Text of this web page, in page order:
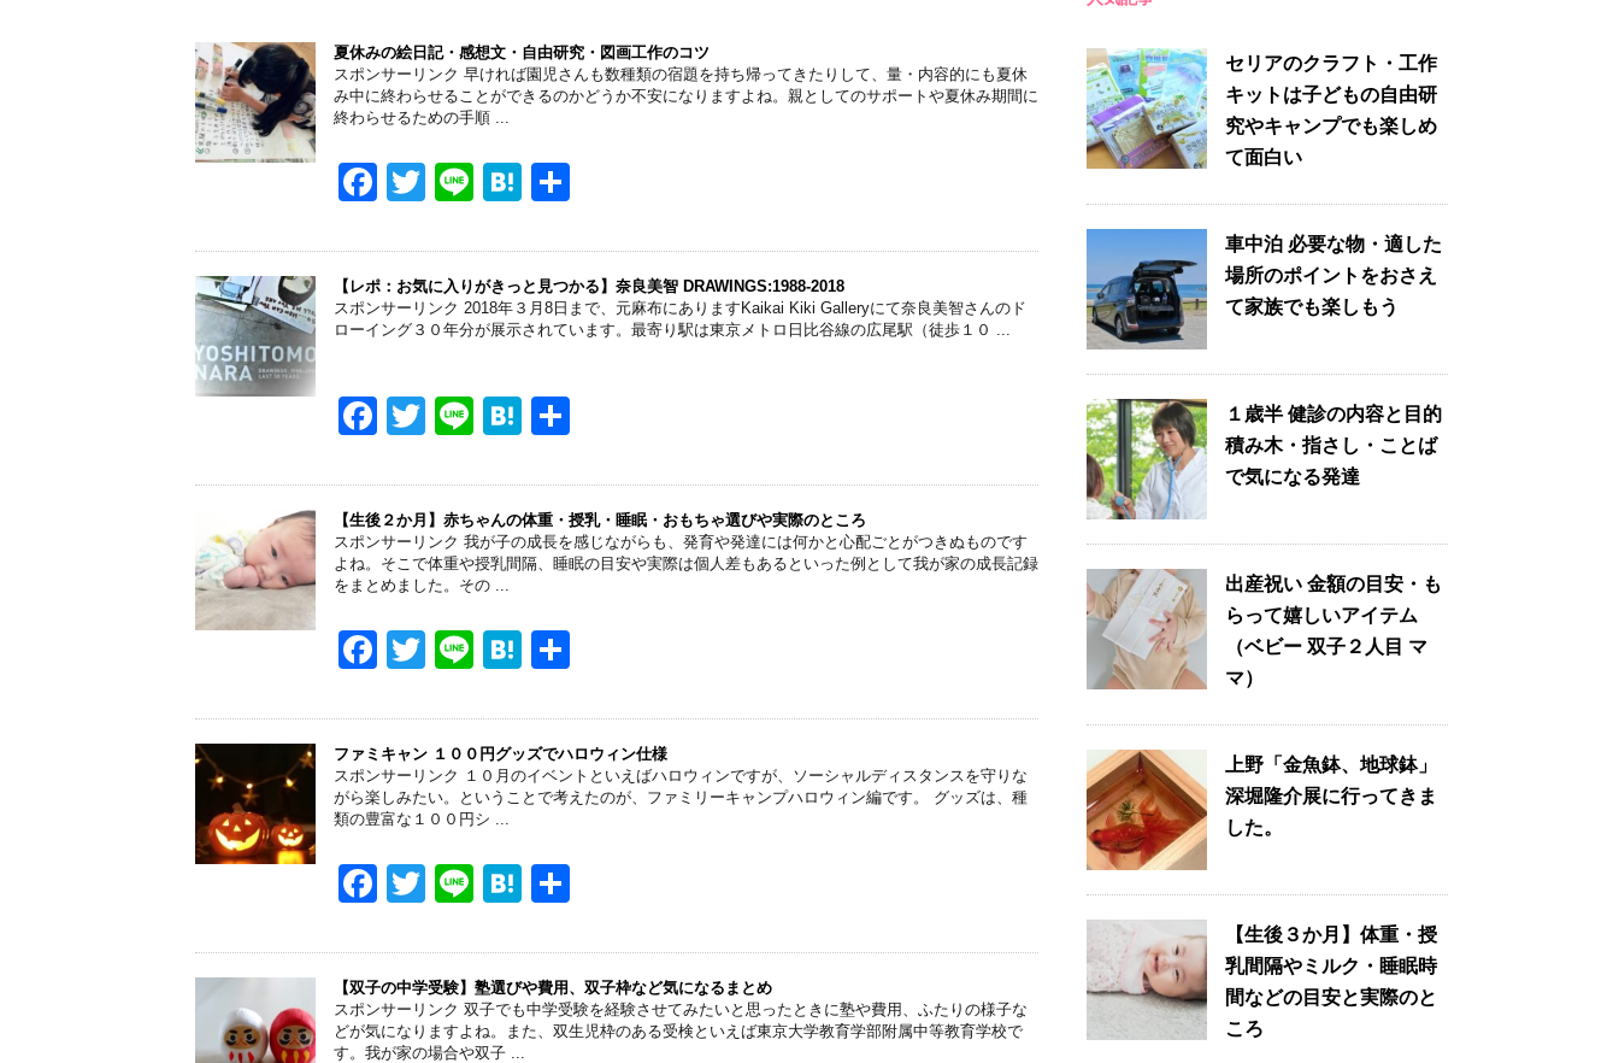
夏休みの絵日記・感想文・自由研究・図画工作のコツ
スポンサーリンク 早ければ園児さんも数種類の宿題を持ち帰ってきたりして、量・内容的にも夏休
み中に終わらせることができるのかどうか不安になりますよね。親としてのサポートや夏休み期間に
終わらせるための手順 ...
F
c
e
b
o
T
tt
er
Li
e
H
e
n
a
【レポ：お気に入りがきっと見つかる】奈良美智 DRAWINGS:1988-2018
スポンサーリンク 2018年３月8日まで、元麻布にありますKaikai Kiki Galleryにて奈良美智さんのド
ローイング３０年分が展示されています。最寄り駅は東京メトロ日比谷線の広尾駅（徒歩１０ ...
F
c
e
b
o
T
tt
er
Li
e
H
e
n
a
【生後２か月】赤ちゃんの体重・授乳・睡眠・おもちゃ選びや実際のところ
スポンサーリンク 我が子の成長を感じながらも、発育や発達には何かと心配ごとがつきぬものです
よね。そこで体重や授乳間隔、睡眠の目安や実際は個人差もあるといった例として我が家の成長記録
をまとめました。その ...
F
c
e
b
o
T
tt
er
Li
e
H
e
n
a
ファミキャン １００円グッズでハロウィン仕様
スポンサーリンク １０月のイベントといえばハロウィンですが、ソーシャルディスタンスを守りな
がら楽しみたい。ということで考えたのが、ファミリーキャンプハロウィン編です。 グッズは、種
類の豊富な１００円シ ...
F
c
e
b
T
tt
er
Li
e
H
e
n
a
【双子の中学受験】塾選びや費用、双子枠など気になるまとめ
スポンサーリンク 双子でも中学受験を経験させてみたいと思ったときに塾や費用、ふたりの様子な
どが気になりますよね。また、双生児枠のある受検といえば東京大学教育学部附属中等教育学校で
す。我が家の場合や双子 ...
セリアのクラフト・工作
キットは子どもの自由研
究やキャンプでも楽しめ
て面白い
車中泊 必要な物・適した
場所のポイントをおさえ
て家族でも楽しもう
１歳半 健診の内容と目的
積み木・指さし・ことば
で気になる発達
出産祝い 金額の目安・も
らって嬉しいアイテム
（ベビー 双子２人目 マ
マ）
上野「金魚鉢、地球鉢」
深堀隆介展に行ってきま
した。
【生後３か月】体重・授
乳間隔やミルク・睡眠時
間などの目安と実際のと
ころ